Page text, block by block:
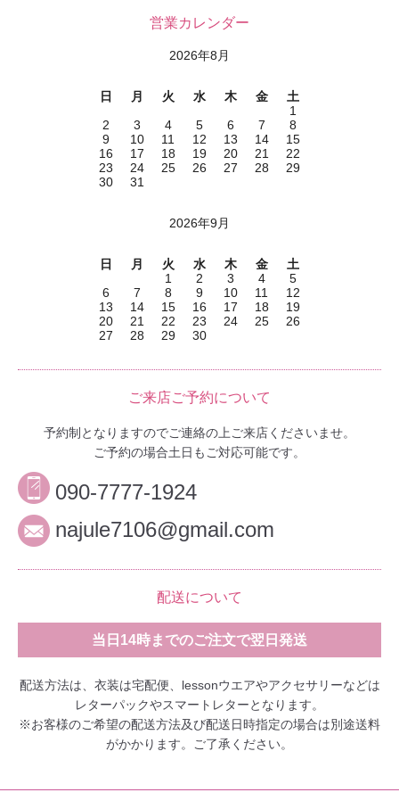
営業カレンダー
2026年8月
日 月 火 水 木 金
土
1
2
3 4 5 6 7
8
9
10 11 12 13 14
15
16
17 18 19 20 21
22
23
24 25 26 27 28
29
30
31
2026年9月
日 月 火 水 木 金
土
1
2 3 4
5
6
7 8 9 10 11
12
13
14 15 16 17 18
19
20
21 22 23 24 25
26
27
28 29 30
ご来店ご予約について
予約制となりますのでご連絡の上ご来店くださいませ。
ご予約の場合土日もご対応可能です。
090-7777-1924
najule7106@gmail.com
配送について
当日14時までのご注文で翌日発送
配送方法は、衣装は宅配便、lessonウエアやアクセサリーなどは
レターパックやスマートレターとなります。
※お客様のご希望の配送方法及び配送日時指定の場合は別途送料
がかかります。ご了承ください。